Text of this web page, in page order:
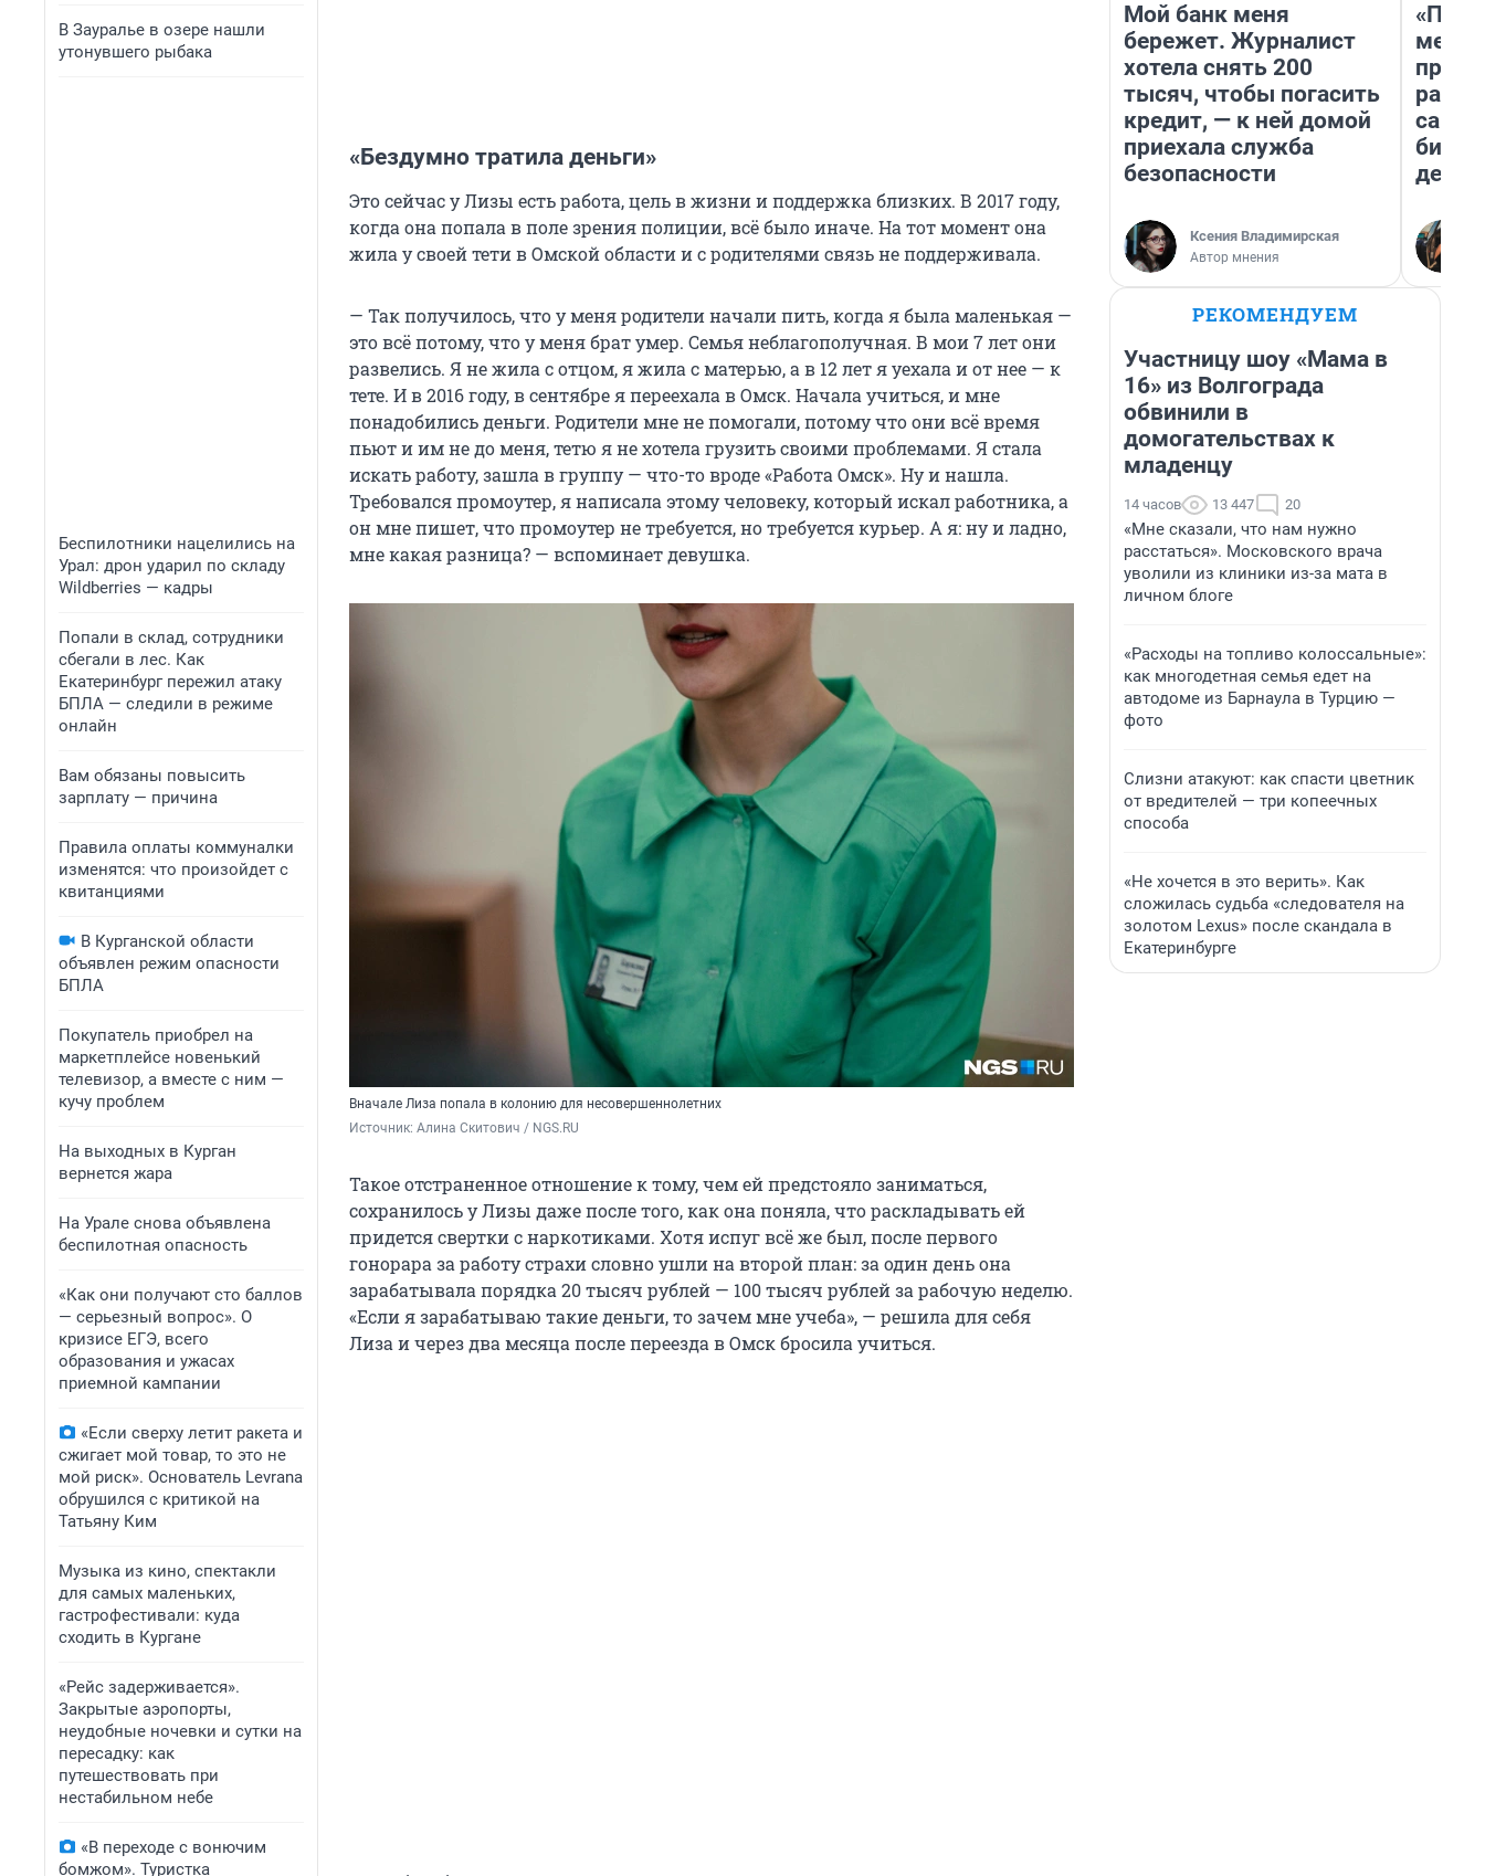
В Зауралье в озере нашли
утонувшего рыбака
Беспилотники нацелились на
Урал: дрон ударил по складу
Wildberries — кадры
Попали в склад, сотрудники
сбегали в лес. Как
Екатеринбург пережил атаку
БПЛА — следили в режиме
онлайн
Вам обязаны повысить
зарплату — причина
Правила оплаты коммуналки
изменятся: что произойдет с
квитанциями
В Курганской области
объявлен режим опасности
БПЛА
Покупатель приобрел на
маркетплейсе новенький
телевизор, а вместе с ним —
кучу проблем
На выходных в Курган
вернется жара
На Урале снова объявлена
беспилотная опасность
«Как они получают сто баллов
— серьезный вопрос». О
кризисе ЕГЭ, всего
образования и ужасах
приемной кампании
«Если сверху летит ракета и
сжигает мой товар, то это не
мой риск». Основатель Levrana
обрушился с критикой на
Татьяну Ким
Музыка из кино, спектакли
для самых маленьких,
гастрофестивали: куда
сходить в Кургане
«Рейс задерживается».
Закрытые аэропорты,
неудобные ночевки и сутки на
пересадку: как
путешествовать при
нестабильном небе
«В переходе с вонючим
бомжом». Туристка
«Бездумно тратила деньги»
Это сейчас у Лизы есть работа, цель в жизни и поддержка близких. В 2017 году,
когда она попала в поле зрения полиции, всё было иначе. На тот момент она
жила у своей тети в Омской области и с родителями связь не поддерживала.
— Так получилось, что у меня родители начали пить, когда я была маленькая —
это всё потому, что у меня брат умер. Семья неблагополучная. В мои 7 лет они
развелись. Я не жила с отцом, я жила с матерью, а в 12 лет я уехала и от нее — к
тете. И в 2016 году, в сентябре я переехала в Омск. Начала учиться, и мне
понадобились деньги. Родители мне не помогали, потому что они всё время
пьют и им не до меня, тетю я не хотела грузить своими проблемами. Я стала
искать работу, зашла в группу — что-то вроде «Работа Омск». Ну и нашла.
Требовался промоутер, я написала этому человеку, который искал работника, а
он мне пишет, что промоутер не требуется, но требуется курьер. А я: ну и ладно,
мне какая разница? — вспоминает девушка.
Вначале Лиза попала в колонию для несовершеннолетних
Источник: Алина Скитович / NGS.RU
Такое отстраненное отношение к тому, чем ей предстояло заниматься,
сохранилось у Лизы даже после того, как она поняла, что раскладывать ей
придется свертки с наркотиками. Хотя испуг всё же был, после первого
гонорара за работу страхи словно ушли на второй план: за один день она
зарабатывала порядка 20 тысяч рублей — 100 тысяч рублей за рабочую неделю.
«Если я зарабатываю такие деньги, то зачем мне учеба», — решила для себя
Лиза и через два месяца после переезда в Омск бросила учиться.
Мой банк меня
бережет. Журналист
хотела снять 200
тысяч, чтобы погасить
кредит, — к ней домой
приехала служба
безопасности
Ксения Владимирская
Автор мнения
РЕКОМЕНДУЕМ
Участницу шоу «Мама в
16» из Волгограда
обвинили в
домогательствах к
младенцу
14 часов 13 447 20
«Мне сказали, что нам нужно
расстаться». Московского врача
уволили из клиники из-за мата в
личном блоге
«Расходы на топливо колоссальные»:
как многодетная семья едет на
автодоме из Барнаула в Турцию —
фото
Слизни атакуют: как спасти цветник
от вредителей — три копеечных
способа
«Не хочется в это верить». Как
сложилась судьба «следователя на
золотом Lexus» после скандала в
Екатеринбурге